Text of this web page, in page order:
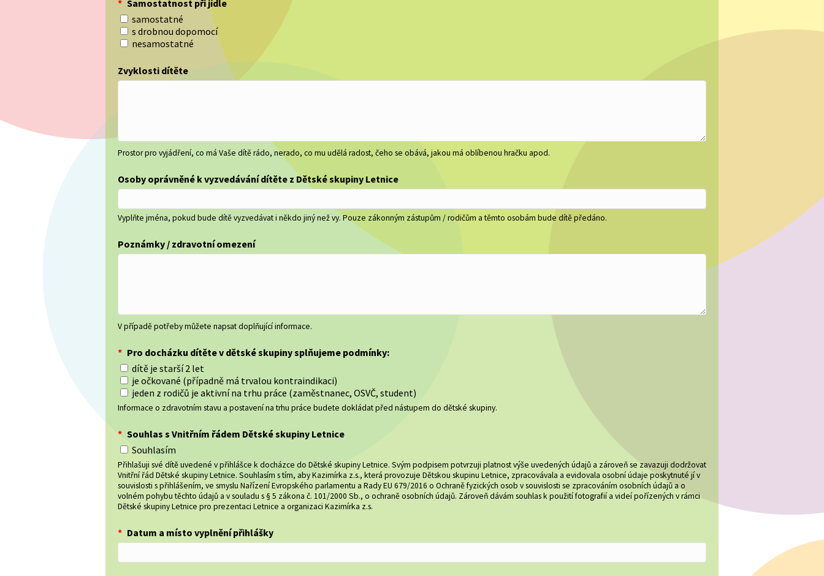
* Samostatnost při jídle
samostatné
s drobnou dopomocí
nesamostatné
Zvyklosti dítěte
Prostor pro vyjádření, co má Vaše dítě rádo, nerado, co mu udělá radost, čeho se obává, jakou má oblíbenou hračku apod.
Osoby oprávněné k vyzvedávání dítěte z Dětské skupiny Letnice
Vyplňte jména, pokud bude dítě vyzvedávat i někdo jiný než vy. Pouze zákonným zástupům / rodičům a těmto osobám bude dítě předáno.
Poznámky / zdravotní omezení
V případě potřeby můžete napsat doplňující informace.
* Pro docházku dítěte v dětské skupiny splňujeme podmínky:
dítě je starší 2 let
je očkované (případně má trvalou kontraindikaci)
jeden z rodičů je aktivní na trhu práce (zaměstnanec, OSVČ, student)
Informace o zdravotním stavu a postavení na trhu práce budete dokládat před nástupem do dětské skupiny.
* Souhlas s Vnitřním řádem Dětské skupiny Letnice
Souhlasím
Přihlašuji své dítě uvedené v přihlášce k docházce do Dětské skupiny Letnice. Svým podpisem potvrzuji platnost výše uvedených údajů a zároveň se zavazuji dodržovat
Vnitřní řád Dětské skupiny Letnice. Souhlasím s tím, aby Kazimírka z.s., která provozuje Dětskou skupinu Letnice, zpracovávala a evidovala osobní údaje poskytnuté jí v
souvislosti s přihlášením, ve smyslu Nařízení Evropského parlamentu a Rady EU 679/2016 o Ochraně fyzických osob v souvislosti se zpracováním osobních údajů a o
volném pohybu těchto údajů a v souladu s § 5 zákona č. 101/2000 Sb., o ochraně osobních údajů. Zároveň dávám souhlas k použití fotografií a videí pořízených v rámci
Dětské skupiny Letnice pro prezentaci Letnice a organizaci Kazimírka z.s.
* Datum a místo vyplnění přihlášky